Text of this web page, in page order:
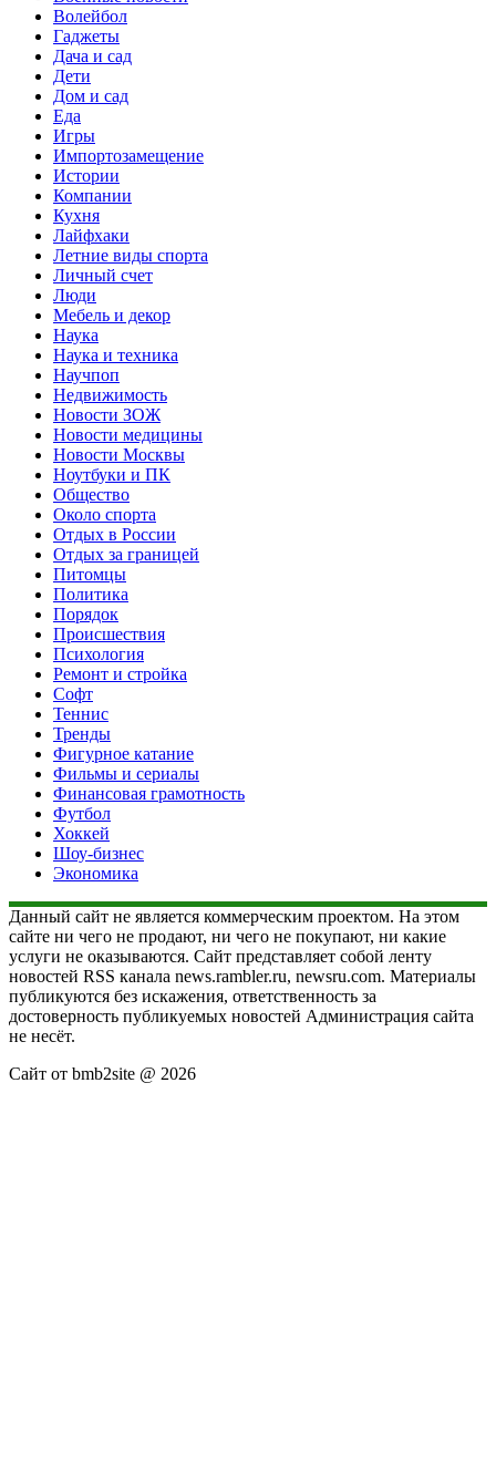
Волейбол
Гаджеты
Дача и сад
Дети
Дом и сад
Еда
Игры
Импортозамещение
Истории
Компании
Кухня
Лайфхаки
Летние виды спорта
Личный счет
Люди
Мебель и декор
Наука
Наука и техника
Научпоп
Недвижимость
Новости ЗОЖ
Новости медицины
Новости Москвы
Ноутбуки и ПК
Общество
Около спорта
Отдых в России
Отдых за границей
Питомцы
Политика
Порядок
Происшествия
Психология
Ремонт и стройка
Софт
Теннис
Тренды
Фигурное катание
Фильмы и сериалы
Финансовая грамотность
Футбол
Хоккей
Шоу-бизнес
Экономика
Данный сайт не является коммерческим проектом. На этом
сайте ни чего не продают, ни чего не покупают, ни какие
услуги не оказываются. Сайт представляет собой ленту
новостей RSS канала news.rambler.ru, newsru.com. Материалы
публикуются без искажения, ответственность за
достоверность публикуемых новостей Администрация сайта
не несёт.
Сайт от bmb2site @ 2026